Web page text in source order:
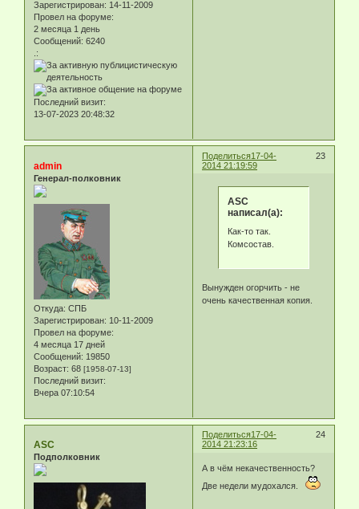
Зарегистрирован: 14-11-2009
Провел на форуме:
2 месяца 1 день
Сообщений: 6240
.:
Последний визит:
13-07-2023 20:48:32
Поделиться 23
17-04-
2014 21:19:59
admin
Генерал-полковник
Откуда: СПБ
Зарегистрирован: 10-11-2009
Провел на форуме:
4 месяца 17 дней
Сообщений: 19850
Возраст: 68 [1958-07-13]
Последний визит:
Вчера 07:10:54
ASC
написал(а):
Как-то так.
Комсостав.
Вынужден огорчить - не
очень качественная копия.
Поделиться 24
17-04-
2014 21:23:16
ASC
Подполковник
А в чём некачественность?
Две недели мудохался.